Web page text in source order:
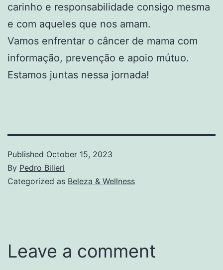
carinho e responsabilidade consigo mesma
e com aqueles que nos amam.
Vamos enfrentar o câncer de mama com
informação, prevenção e apoio mútuo.
Estamos juntas nessa jornada!
Published October 15, 2023
By Pedro Bilieri
Categorized as Beleza & Wellness
Leave a comment